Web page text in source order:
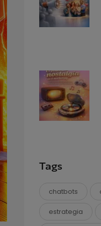
Tags
chatbots
estrategia